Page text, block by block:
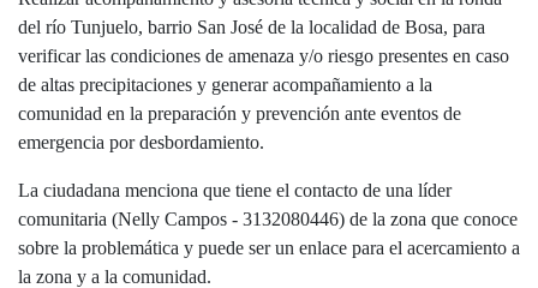
del río Tunjuelo, barrio San José de la localidad de Bosa, para
verificar las condiciones de amenaza y/o riesgo presentes en caso
de altas precipitaciones y generar acompañamiento a la
comunidad en la preparación y prevención ante eventos de
emergencia por desbordamiento.
La ciudadana menciona que tiene el contacto de una líder
comunitaria (Nelly Campos - 3132080446) de la zona que conoce
sobre la problemática y puede ser un enlace para el acercamiento a
la zona y a la comunidad.